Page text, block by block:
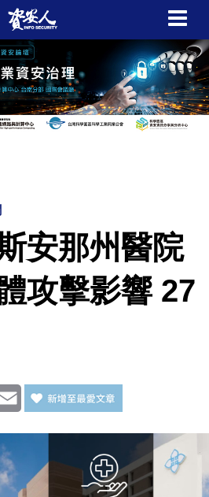
安那州醫院
攻擊影響 27
Email